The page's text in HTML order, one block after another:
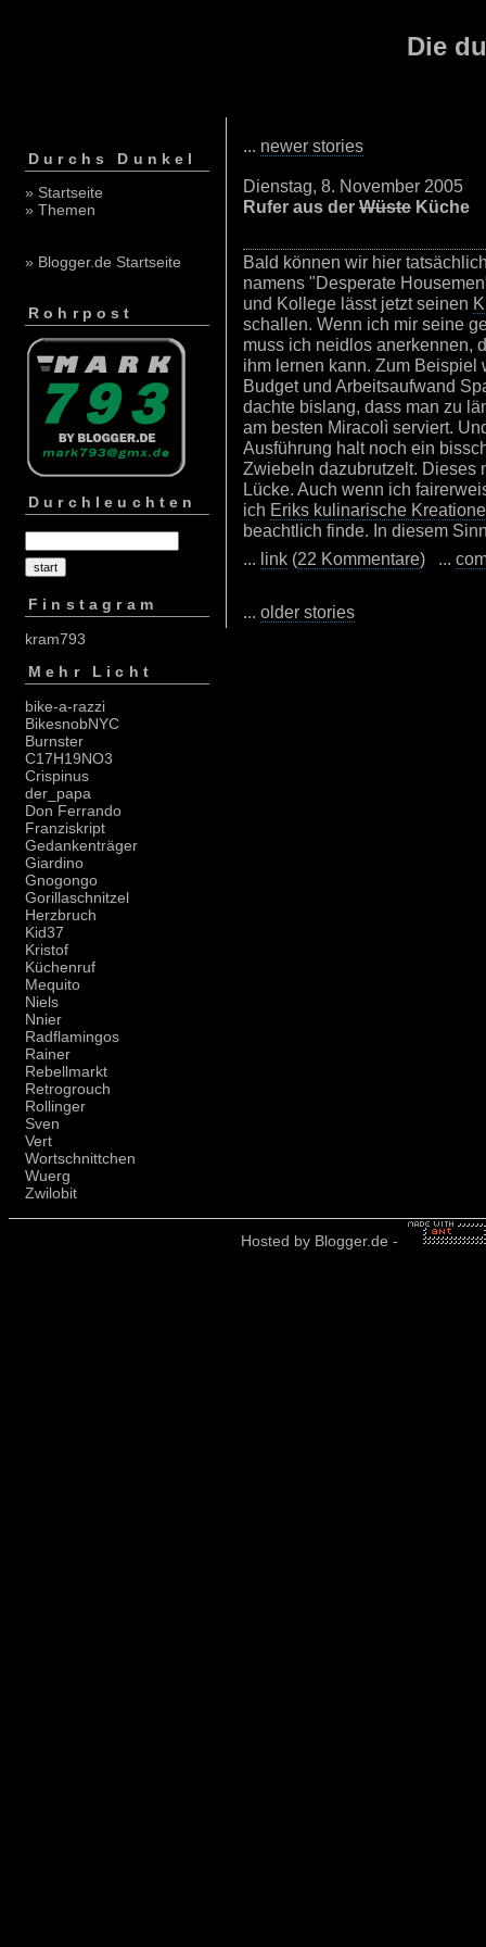
Die
Durchs Dunkel
» Startseite
» Themen
» Blogger.de Startseite
Rohrpost
Durchleuchten
Finstagram
kram793
Mehr Licht
bike-a-razzi
BikesnobNYC
Burnster
C17H19NO3
Crispinus
der_papa
Don Ferrando
Franziskript
Gedankenträger
Giardino
Gnogongo
Gorillaschnitzel
Herzbruch
Kid37
Kristof
Küchenruf
Mequito
Niels
Nnier
Radflamingos
Rainer
Rebellmarkt
Retrogrouch
Rollinger
Sven
Vert
Wortschnittchen
Wuerg
Zwilobit
... newer stories
Dienstag, 8. November 2005
Rufer aus der Wüste Küche
Bald können wir hier
namens "Desperate
und Kollege lässt jetzt seinen
schallen. Wenn ich mir seine
muss ich neidlos anerkennen,
ihm lernen kann. Zum Beispiel
Budget und Arbeitsaufwand
dachte bislang, dass man zu
am besten Miracolì serviert.
Ausführung halt noch ein
Zwiebeln dazubrutzelt. Dieses
Lücke. Auch wenn ich
ich Eriks kulinarische
beachtlich finde. In diesem
... link (22 Kommentare) ...
... older stories
Hosted by Blogger.de -